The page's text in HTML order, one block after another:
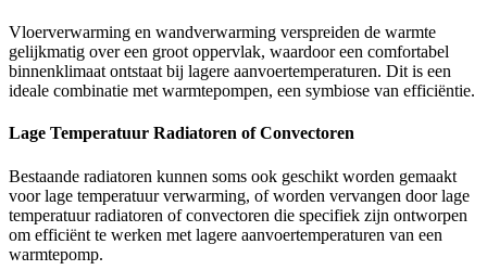
Vloerverwarming en wandverwarming verspreiden de warmte
gelijkmatig over een groot oppervlak, waardoor een comfortabel
binnenklimaat ontstaat bij lagere aanvoertemperaturen. Dit is een
ideale combinatie met warmtepompen, een symbiose van efficiëntie.
Lage Temperatuur Radiatoren of Convectoren
Bestaande radiatoren kunnen soms ook geschikt worden gemaakt
voor lage temperatuur verwarming, of worden vervangen door lage
temperatuur radiatoren of convectoren die specifiek zijn ontworpen
om efficiënt te werken met lagere aanvoertemperaturen van een
warmtepomp.